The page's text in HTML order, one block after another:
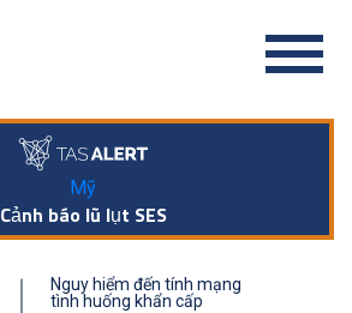
Mỹ
Cảnh báo lũ lụt SES
Nguy hiểm đến tính mạng
tình huống khẩn cấp